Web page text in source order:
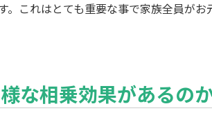
。これはとても重要な事で家族全員が
な相乗効果があるの